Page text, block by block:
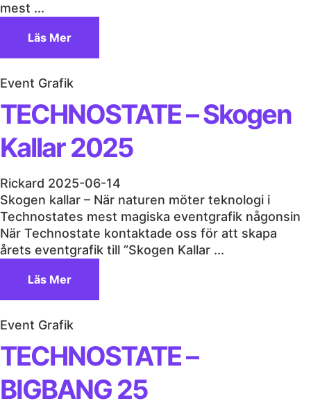
mest ...
Läs Mer
Event Grafik
TECHNOSTATE – Skogen
Kallar 2025
Rickard 2025-06-14
Skogen kallar – När naturen möter teknologi i
Technostates mest magiska eventgrafik någonsin
När Technostate kontaktade oss för att skapa
årets eventgrafik till ”Skogen Kallar ...
Läs Mer
Event Grafik
TECHNOSTATE –
BIGBANG 25